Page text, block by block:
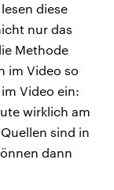
diese
nur das
Methode
im Video so
Video ein:
wirklich am
sind in
dann